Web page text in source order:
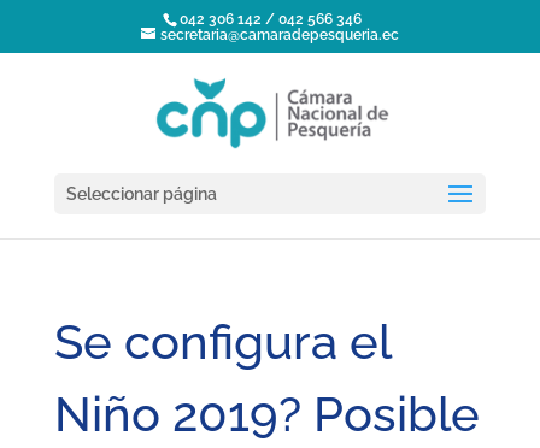
042 306 142 / 042 566 346
secretaria@camaradepesqueria.ec
Seleccionar página
Se configura el
Niño 2019? Posible